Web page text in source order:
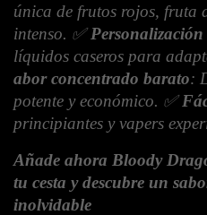
única de frutos rojos, fruta
intenso. ✅
líquidos caseros para
abor concentrado barato:
potente y económico. ✅
principiantes y vapers
Añade ahora Bloody
tu cesta y descubre un
inolvidable